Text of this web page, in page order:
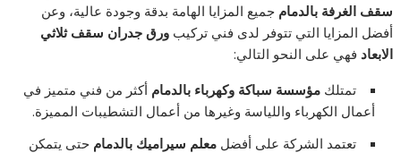
سقف الغرفة بالدمام جميع المزايا الهامة بدقة وجودة عالية، وعن
أفضل المزايا التي تتوفر لدى فني تركيبورق جدران سقف ثلاثي
الابعاد فهي على النحو التالي:
تمتلكمؤسسة سباكة وكهرباء بالدمام أكثر من فني متميز في
أعمال الكهرباء واللياسة وغيرها من أعمال التشطيبات المميزة.
تعتمد الشركة على أفضلمعلم سيراميك بالدمام حتى يتمكن